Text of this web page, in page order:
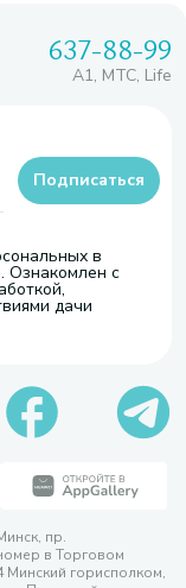
637-88-99
A1, МТС, Life
в
. Ознакомлен с
дачи
Подписаться
пр.
в Торговом
горисполком,